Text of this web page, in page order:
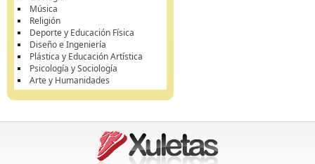
Música
Religión
Deporte y Educación Física
Diseño e Ingeniería
Plástica y Educación Artística
Psicología y Sociología
Arte y Humanidades